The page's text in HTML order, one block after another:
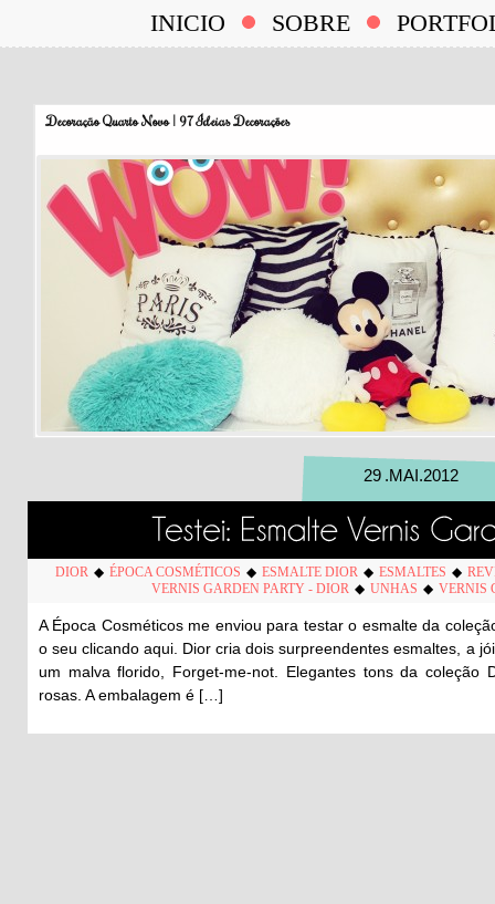
INICIO SOBRE
Decoração Quarto Novo | 97 Ideias Decorações
29 .MAI.2012
DIOR ◆ ÉPOCA COSMÉTICOS ◆ ESMALTE DIOR ◆ ESMALTES ◆
VERNIS GARDEN PARTY - DIOR ◆ UNHAS ◆ VERNIS
A Época Cosméticos me enviou para testar o esmalte da
o seu clicando aqui. Dior cria dois surpreendentes esmaltes, a
um malva florido, Forget-me-not. Elegantes tons da coleção
rosas. A embalagem é […]